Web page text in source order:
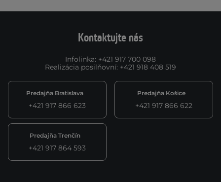
Kontaktujte nás
Infolinka: +421 917 700 098
Realizácia posilňovní: +421 918 408 519
Predajňa Bratislava
+421 917 866 623
Predajňa Košice
+421 917 866 622
Predajňa Trenčín
+421 917 864 593